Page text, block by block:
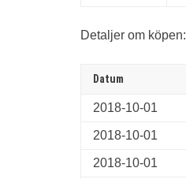
Detaljer om köpen:
Datum
2018-10-01
2018-10-01
2018-10-01